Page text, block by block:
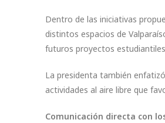
Dentro de las iniciativas
distintos espacios de
futuros proyectos
La presidenta también
actividades al aire libre que
Comunicación directa con